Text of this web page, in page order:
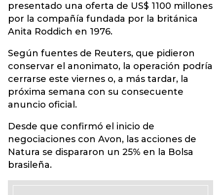
presentado una oferta de US$ 1100 millones
por la compañía fundada por la británica
Anita Roddich en 1976.
Según fuentes de Reuters, que pidieron
conservar el anonimato, la operación podría
cerrarse este viernes o, a más tardar, la
próxima semana con su consecuente
anuncio oficial.
Desde que confirmó el inicio de
negociaciones con Avon, las acciones de
Natura se dispararon un 25% en la Bolsa
brasileña.